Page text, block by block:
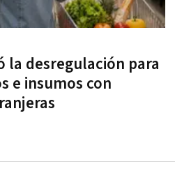
la desregulación para
e insumos con